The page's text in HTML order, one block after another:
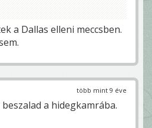
a Dallas elleni meccsben.
több mint 9 éve
a hidegkamrába.